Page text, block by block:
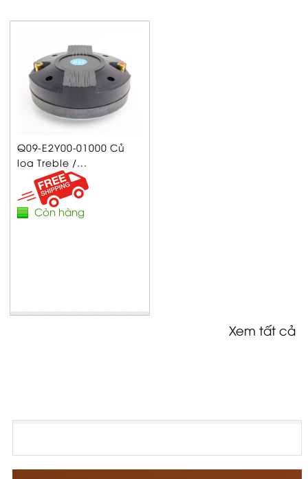
Q09-E2Y00-01000 Củ
loa Treble /...
Còn hàng
Xem tất cả